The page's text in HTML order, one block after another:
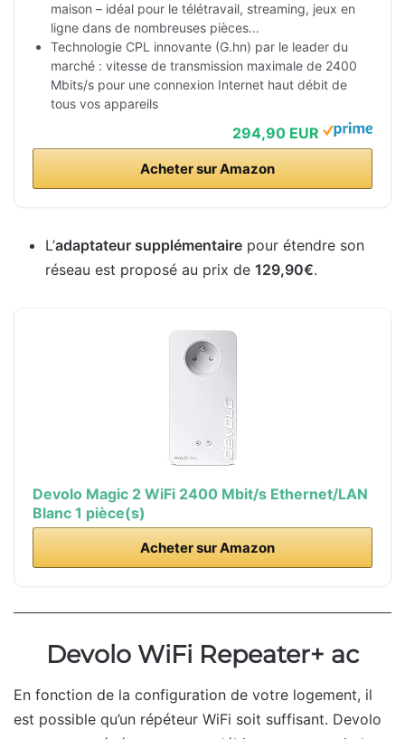
maison – idéal pour le télétravail, streaming, jeux en
ligne dans de nombreuses pièces...
Technologie CPL innovante (G.hn) par le leader du
marché : vitesse de transmission maximale de 2400
Mbits/s pour une connexion Internet haut débit de
tous vos appareils
294,90 EUR
Acheter sur Amazon
L’adaptateur supplémentaire pour étendre son
réseau est proposé au prix de 129,90€.
Devolo Magic 2 WiFi 2400 Mbit/s Ethernet/LAN
Blanc 1 pièce(s)
Acheter sur Amazon
Devolo WiFi Repeater+ ac
En fonction de la configuration de votre logement, il
est possible qu’un répéteur WiFi soit suffisant. Devolo